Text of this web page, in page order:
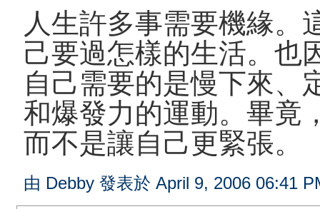
人生許多事需要機緣。
己要過怎樣的生活。也
自己需要的是慢下來、
和爆發力的運動。畢竟
而不是讓自己更緊張。
由 Debby 發表於 April 9, 2006 06:41